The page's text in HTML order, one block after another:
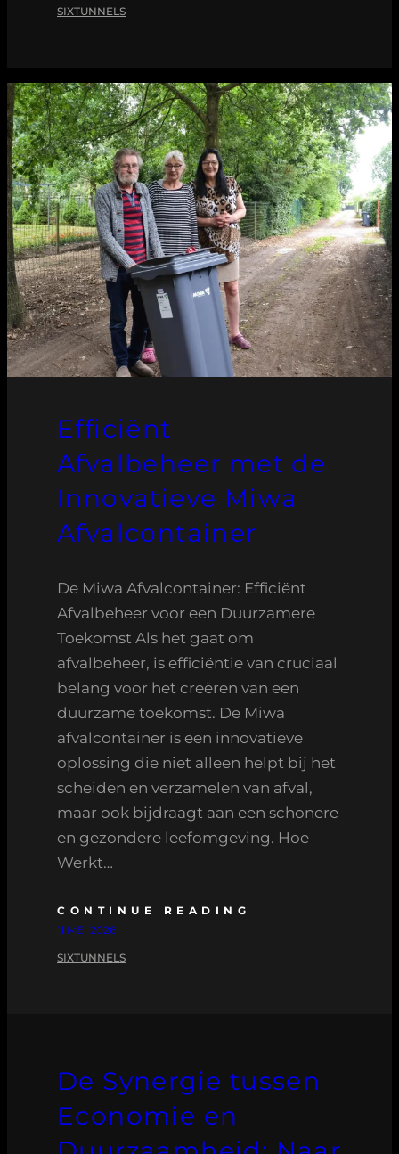
SIXTUNNELS
Efficiënt
Afvalbeheer met de
Innovatieve Miwa
Afvalcontainer
De Miwa Afvalcontainer: Efficiënt
Afvalbeheer voor een Duurzamere
Toekomst Als het gaat om
afvalbeheer, is efficiëntie van cruciaal
belang voor het creëren van een
duurzame toekomst. De Miwa
afvalcontainer is een innovatieve
oplossing die niet alleen helpt bij het
scheiden en verzamelen van afval,
maar ook bijdraagt aan een schonere
en gezondere leefomgeving. Hoe
Werkt…
CONTINUE READING
11 MEI 2026
SIXTUNNELS
De Synergie tussen
Economie en